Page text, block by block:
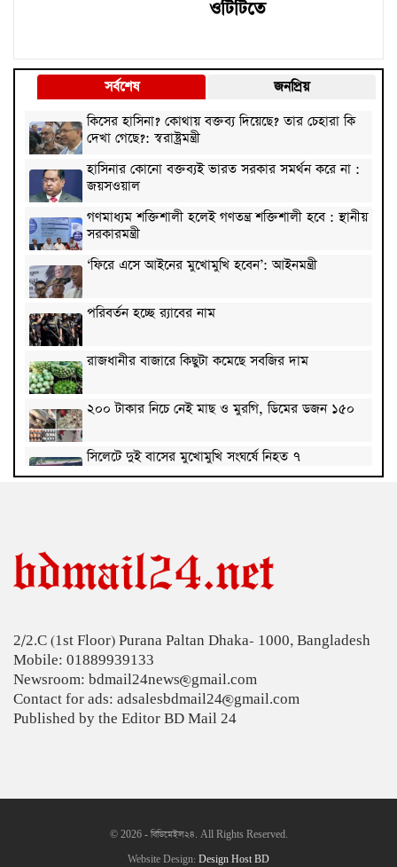
ওটিটিতে
সর্বশেষ
জনপ্রিয়
কিসের হাসিনা? কোথায় বক্তব্য দিয়েছে? তার চেহারা কি
দেখা গেছে?: স্বরাষ্ট্রমন্ত্রী
হাসিনার কোনো বক্তব্যই ভারত সরকার সমর্থন করে না :
জয়সওয়াল
গণমাধ্যম শক্তিশালী হলেই গণতন্ত্র শক্তিশালী হবে : স্থানীয়
সরকারমন্ত্রী
‘ফিরে এসে আইনের মুখোমুখি হবেন’: আইনমন্ত্রী
পরিবর্তন হচ্ছে র‌্যাবের নাম
রাজধানীর বাজারে কিছুটা কমেছে সবজির দাম
২০০ টাকার নিচে নেই মাছ ও মুরগি, ডিমের ডজন ১৫০
সিলেটে দুই বাসের মুখোমুখি সংঘর্ষে নিহত ৭
বগুড়ায় বাসচাপায় নিহত ৬
জুলাই গণঅভ্যুত্থান বিতর্কিত করার অপচেষ্টা চলছে:
সমাজকল্যাণ প্রতিমন্ত্রী
২৪ ঘণ্টায় ডেঙ্গু নিয়ে হাসপাতালে ভর্তি ৪৭১
বাংলাদেশি কৃষি শ্রমিকদের ভিসা দেবে ওমান
2/2.C (1st Floor) Purana Paltan Dhaka- 1000, Bangladesh
Mobile: 01889939133
Newsroom: bdmail24news@gmail.com
Contact for ads: adsalesbdmail24@gmail.com
Published by the Editor BD Mail 24
© 2026 - বিডিমেইল২৪. All Rights Reserved.
Website Design: Design Host BD